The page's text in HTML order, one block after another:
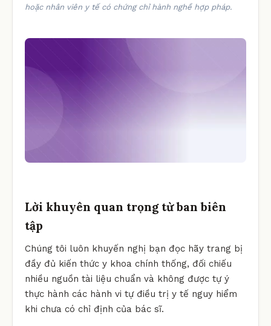
hoặc nhân viên y tế có chứng chỉ hành nghề hợp pháp.
Lời khuyên quan trọng từ ban biên
tập
Chúng tôi luôn khuyến nghị bạn đọc hãy trang bị
đầy đủ kiến thức y khoa chính thống, đối chiếu
nhiều nguồn tài liệu chuẩn và không được tự ý
thực hành các hành vi tự điều trị y tế nguy hiểm
khi chưa có chỉ định của bác sĩ.